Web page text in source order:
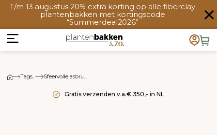
T/m 13 augustus 20% extra korting op alle fiberclay
plantenbakken met kortingscode
“Summerdeal2026”
Tags... Sfeervolle asbru...
Gratis verzenden v.a.€ 350,- in NL